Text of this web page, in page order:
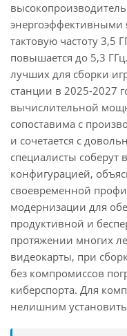
энергоэффективными
тактовую частоту 3,5
повышается до 5,3
лучших для сборки
станции в 2025-2027
вычислительной
сопоставима с
и сочетается с
специалисты
конфигурацией,
своевременной
модернизации для
продуктивной и
протяжении многих
видеокарты, при
без компромиссов
киберспорта. Для
нелишним